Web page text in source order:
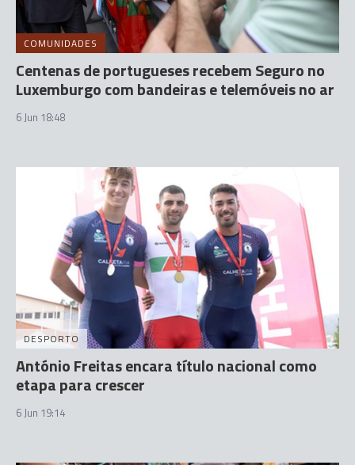
COMUNIDADES
Centenas de portugueses recebem Seguro no
Luxemburgo com bandeiras e telemóveis no ar
6 Jun 18:48
DESPORTO
António Freitas encara título nacional como
etapa para crescer
6 Jun 19:14